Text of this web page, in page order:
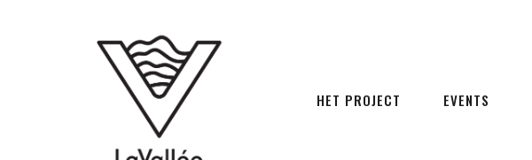
HET PROJECT EVENTS